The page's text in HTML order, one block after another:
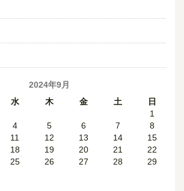
2024年9月
水 木 金 土
日
1
4 5 6 7
8
11 12 13 14
15
18 19 20 21
22
25 26 27 28
29